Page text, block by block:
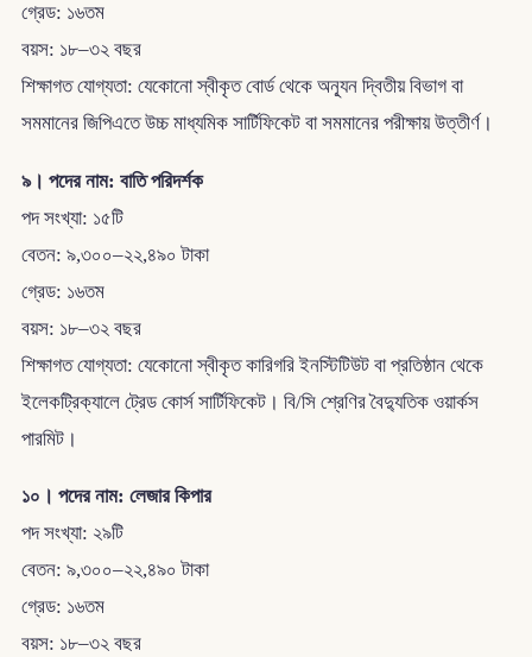
গ্রেড: ১৬তম
বয়স: ১৮–৩২ বছর
শিক্ষাগত যোগ্যতা: যেকোনো স্বীকৃত বোর্ড থেকে অন্যূন দ্বিতীয় বিভাগ বা
সমমানের জিপিএতে উচ্চ মাধ্যমিক সার্টিফিকেট বা সমমানের পরীক্ষায় উত্তীর্ণ।
৯। পদের নাম: বাতি পরিদর্শক
পদ সংখ্যা: ১৫টি
বেতন: ৯,৩০০–২২,৪৯০ টাকা
গ্রেড: ১৬তম
বয়স: ১৮–৩২ বছর
শিক্ষাগত যোগ্যতা: যেকোনো স্বীকৃত কারিগরি ইনস্টিটিউট বা প্রতিষ্ঠান থেকে
ইলেকট্রিক্যালে ট্রেড কোর্স সার্টিফিকেট। বি/সি শ্রেণির বৈদ্যুতিক ওয়ার্কস
পারমিট।
১০। পদের নাম: লেজার কিপার
পদ সংখ্যা: ২৯টি
বেতন: ৯,৩০০–২২,৪৯০ টাকা
গ্রেড: ১৬তম
বয়স: ১৮–৩২ বছর